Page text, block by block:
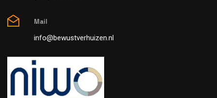
Mail
info@bewustverhuizen.nl